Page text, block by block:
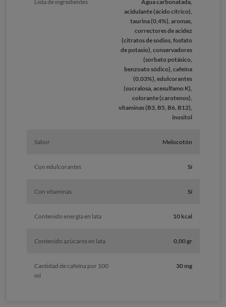
Lista de ingredientes
Agua carbonatada,
acidulante (ácido cítrico),
taurina (0,4%), aromas,
correctores de acidez
(citratos de sodios, fosfato
de potasio), conservadores
(sorbato potásico,
benzoato sódico), cafeína
(0,03%), edulcorantes
(sucralosa, acesulfamo K),
colorante (carotenos),
vitaminas (B3, B5, B6, B12),
inositol
Sabor Melocotón
Con edulcorantes Sí
Con vitaminas Sí
Contenido energía en lata 10 kcal
Contenido azúcares en lata 0,00 gr
Cantidad de cafeína por 100
ml
30 mg